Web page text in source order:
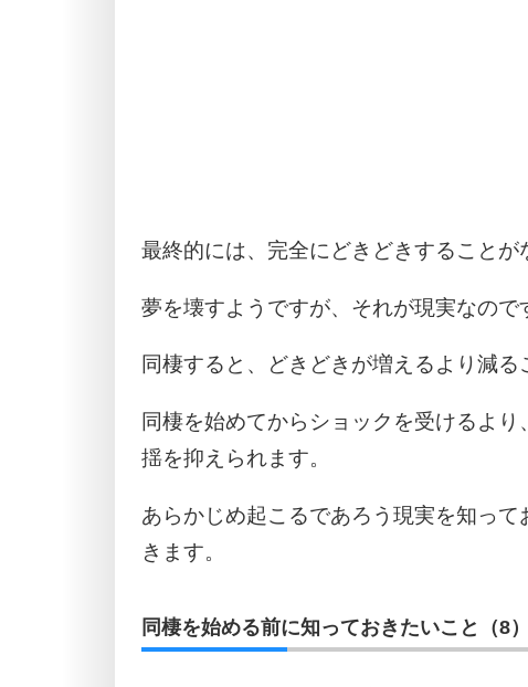
最終的には、完全にどきどきすることが
夢を壊すようですが、それが現実なので
同棲すると、どきどきが増えるより減る
同棲を始めてからショックを受けるよ
揺を抑えられます。
あらかじめ起こるであろう現実を知っ
きます。
同棲を始める前に知っておきたいこと（8）